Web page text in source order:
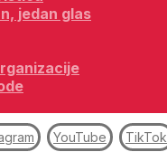
jedan glas
YouTube TikTok